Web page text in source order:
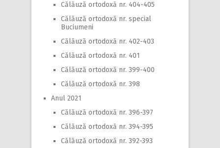
Călăuză ortodoxă nr. 404-405
Călăuză ortodoxă nr. special
Buciumeni
Călăuză ortodoxă nr. 402-403
Călăuză ortodoxă nr. 401
Călăuză ortodoxă nr. 399-400
Călăuză ortodoxă nr. 398
Anul 2021
Călăuză ortodoxă nr. 396-397
Călăuză ortodoxă nr. 394-395
Călăuză ortodoxă nr. 392-393